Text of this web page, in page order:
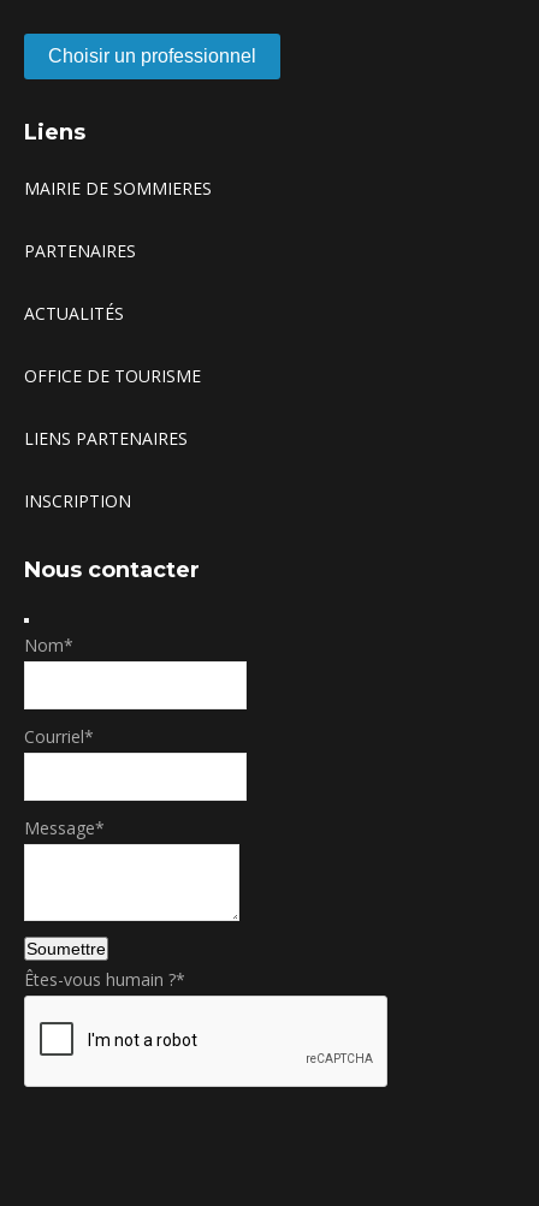
Choisir un professionnel
Liens
MAIRIE DE SOMMIERES
PARTENAIRES
ACTUALITÉS
OFFICE DE TOURISME
LIENS PARTENAIRES
INSCRIPTION
Nous contacter
Nom*
Courriel*
Message*
W
e
Soumettre
Êtes-vous humain ?*